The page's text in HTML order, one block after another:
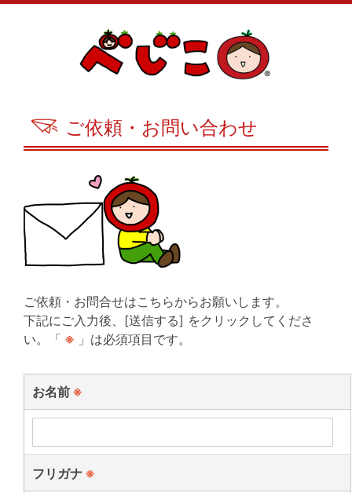
ご依頼・お問い合わせ
ご依頼・お問合せはこちらからお願いします。
下記にご入力後、[送信する] をクリックしてくださ
い。「 ※ 」は必須項目です。
お名前 ※
フリガナ ※